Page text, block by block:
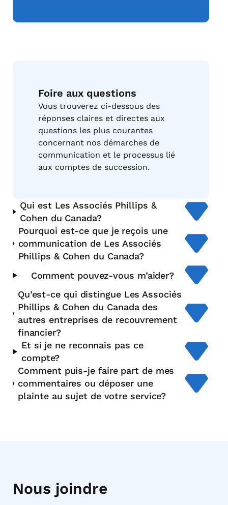
Foire aux questions
Vous trouverez ci-dessous des
réponses claires et directes aux
questions les plus courantes
concernant nos démarches de
communication et le processus lié
aux comptes de succession.
Qui est Les Associés Phillips &
Cohen du Canada?
Pourquoi est-ce que je reçois une
communication de Les Associés
Phillips & Cohen du Canada?
Comment pouvez-vous m’aider?
Qu’est-ce qui distingue Les Associés
Phillips & Cohen du Canada des
autres entreprises de recouvrement
financier?
Et si je ne reconnais pas ce
compte?
Comment puis-je faire part de mes
commentaires ou déposer une
plainte au sujet de votre service?
Nous joindre